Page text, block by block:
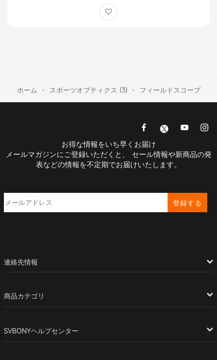
ホーム スポーツオプティクス (3) フィールドスコープ
お得な情報をいち早くお届け
メールマガジンにご登録いただくと、 セール情報や新商品の発
表などの情報を不定期でお届けいたします。
登録する
連絡先情報
商品カテゴリ
SVBONYヘルプセンター